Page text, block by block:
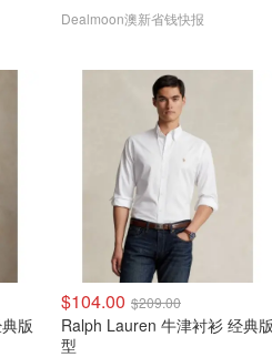
Dealmoon澳新省钱快报
$104.00 $209.00
Ralph Lauren 牛津衬衫 经典版
型